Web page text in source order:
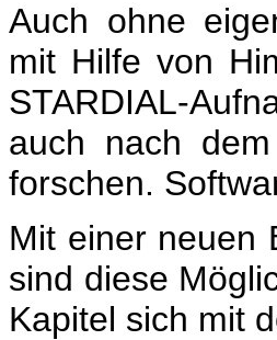
Auch ohne
mit Hilfe von
STARDIAL-
auch nach
forschen.
Mit einer neuen
sind diese
Kapitel sich mit